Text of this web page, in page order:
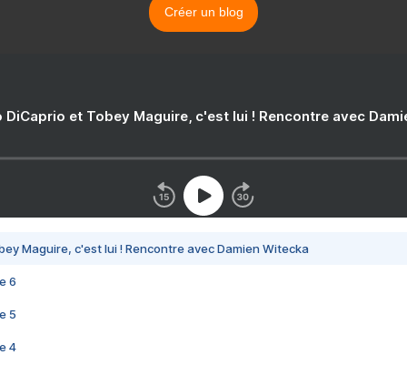
Créer un blog
DiCaprio et Tobey Maguire, c'est lui ! Rencontre avec
Maguire, c'est lui ! Rencontre avec Damien Witecka
6
5
4